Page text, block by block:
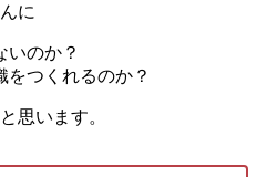
に
いのか？
をつくれるのか？
思います。